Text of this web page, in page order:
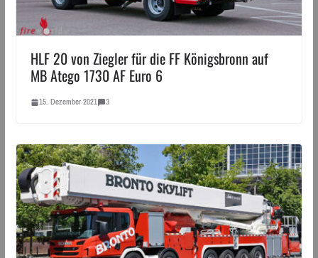
HLF 20 von Ziegler für die FF Königsbronn auf
MB Atego 1730 AF Euro 6
15. Dezember 2021 3